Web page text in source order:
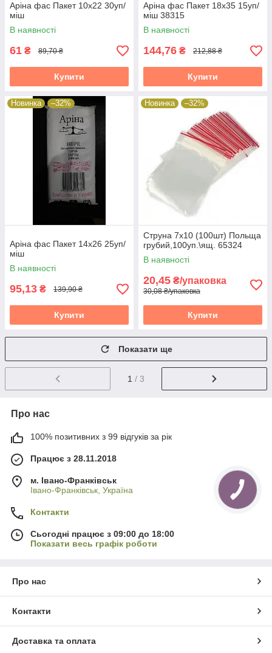
Аріна фас Пакет 10х22 30уп/
міш
В наявності
61 ₴ 89,70 ₴
Купити
Аріна фас Пакет 18х35 15уп/
міш 38315
В наявності
144,76 ₴ 212,88 ₴
Купити
Новинка –32%
Аріна фас Пакет 14х26 25уп/
міш
В наявності
95,13 ₴ 139,90 ₴
Купити
Новинка –32%
Струна 7х10 (100шт) Польща
грубий,100уп.\ящ. 65324
В наявності
20,45 ₴/упаковка
30,08 ₴/упаковка
Купити
Показати ще
1 / 3
Про нас
100% позитивних з 99 відгуків за рік
Працює з 28.11.2018
м. Івано-Франківськ
Івано-Франківськ, Україна
Контакти
Сьогодні працює з 09:00 до 18:00
Показати весь графік роботи
Про нас
Контакти
Доставка та оплата